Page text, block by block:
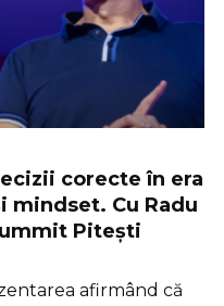
corecte în era
mindset. Cu Radu
Pitești
afirmând că